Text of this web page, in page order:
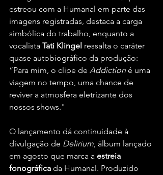
estreou com a Humanal em parte das
imagens registradas, destaca a carga
simbólica do trabalho, enquanto a
vocalista Tati Klingel ressalta o caráter
quase autobiográfico da produção:
“Para mim, o clipe de Addiction é uma
viagem no tempo, uma chance de
reviver a atmosfera eletrizante dos
nossos shows."
O lançamento dá continuidade à
divulgação de Delirium, álbum lançado
em agosto que marca a estreia
fonográfica da Humanal. Produzido